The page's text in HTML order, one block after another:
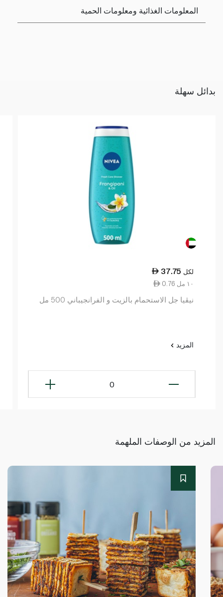
المعلومات الغذائية ومعلومات الحمية
بدائل سهلة
37.75 لكل
0.76 ١٠ مل
نيڤيا جل الاستحمام بالزيت و الفرانجيباني 500 مل
المزيد
0
المزيد من الوصفات الملهمة